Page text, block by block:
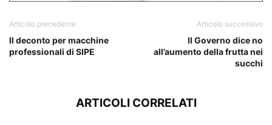
Articolo precedente
Il deconto per macchine
professionali di SIPE
Articolo successivo
Il Governo dice no
all’aumento della frutta nei
succhi
ARTICOLI CORRELATI